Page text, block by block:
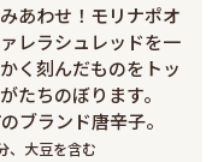
あわせ！モリナポオ
レラシュレッドを一
く刻んだものをトッ
たちのぼります。
ブランド唐辛子。
、大豆を含む